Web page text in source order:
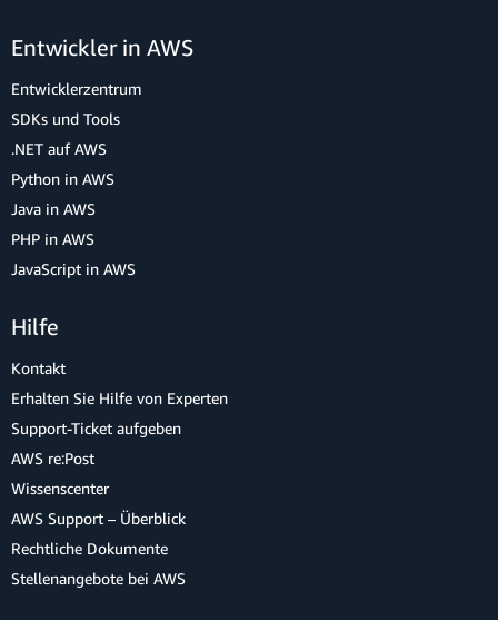
Entwickler in AWS
Entwicklerzentrum
SDKs und Tools
.NET auf AWS
Python in AWS
Java in AWS
PHP in AWS
JavaScript in AWS
Hilfe
Kontakt
Erhalten Sie Hilfe von Experten
Support-Ticket aufgeben
AWS re:Post
Wissenscenter
AWS Support – Überblick
Rechtliche Dokumente
Stellenangebote bei AWS